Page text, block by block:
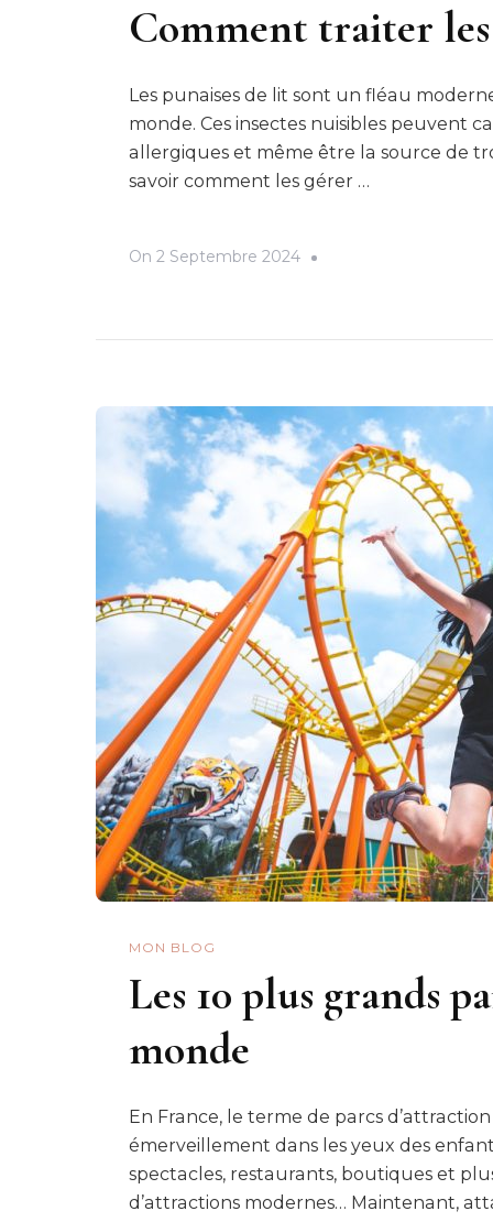
Comment traiter les
Les punaises de lit sont un fléau
monde. Ces insectes nuisibles peuvent
allergiques et même être la source de
savoir comment les gérer …
On 2 Septembre 2024
MON BLOG
Les 10 plus grands
monde
En France, le terme de parcs
émerveillement dans les yeux des
spectacles, restaurants, boutiques et
d’attractions modernes… Maintenant,